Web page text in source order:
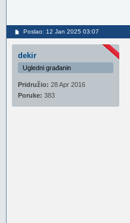
Poslao: 12 Jan 2025 03:07
dekir
Ugledni građanin
Pridružio: 28 Apr 2016
Poruke: 383